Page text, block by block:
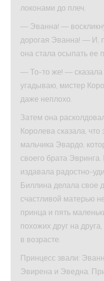
локонами до плеч.
— Эванна! —
дорогая Эванна! — И,
она стала осыпать ее
— То-то же! —
угадываю, мистер
даже неплохо.
Затем она
Королева сказала,
мальчика Эвардо,
своего брата
издавала радостно-
Биллина делала свое
счастливой матерью
принца и пять
похожих друг на
в возрасте.
Принцесс звали:
Эвирена и Эведна.